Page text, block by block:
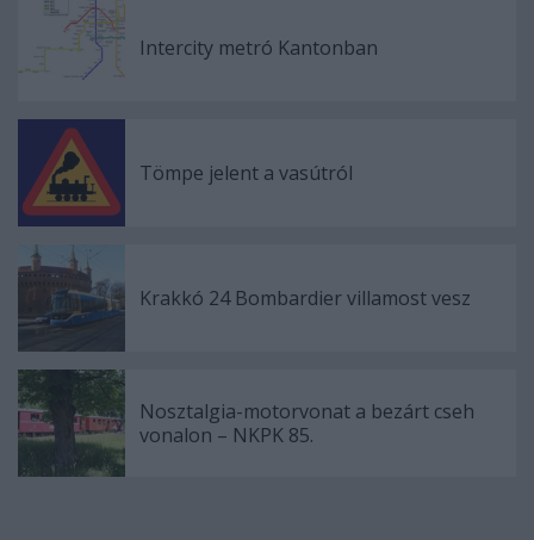
Intercity metró Kantonban
Tömpe jelent a vasútról
Krakkó 24 Bombardier villamost vesz
Nosztalgia-motorvonat a bezárt cseh
vonalon – NKPK 85.